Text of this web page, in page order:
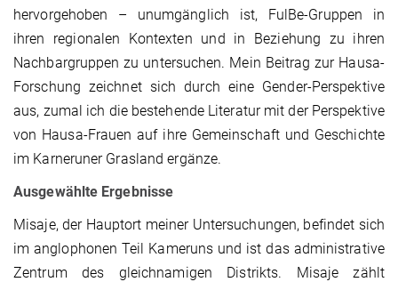
hervorgehoben – unumgänglich ist, FulBe-Gruppen in
ihren regionalen Kontexten und in Beziehung zu ihren
Nachbargruppen zu untersuchen. Mein Beitrag zur Hausa-
Forschung zeichnet sich durch eine Gender-Perspektive
aus, zumal ich die bestehende Literatur mit der Perspektive
von Hausa-Frauen auf ihre Gemeinschaft und Geschichte
im Karneruner Grasland ergänze.
Ausgewählte Ergebnisse
Misaje, der Hauptort meiner Untersuchungen, befindet sich
im anglophonen Teil Kameruns und ist das administrative
Zentrum des gleichnamigen Distrikts. Misaje zählt